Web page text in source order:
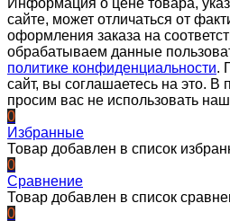
сайте, может отличаться от
оформления заказа на
обрабатываем данные
политике конфиденциальности.
сайт, вы соглашаетесь на это. В
просим вас не использовать наш
0
Избранные
Товар добавлен в список
0
Сравнение
Товар добавлен в список
0